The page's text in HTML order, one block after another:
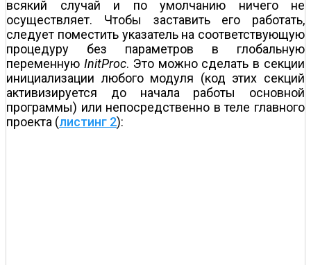
всякий случай и по умолчанию ничего не
осуществляет. Чтобы заставить его работать,
следует поместить указатель на соответствующую
процедуру без параметров в глобальную
переменную InitProc. Это можно сделать в секции
инициализации любого модуля (код этих секций
активизируется до начала работы основной
программы) или непосредственно в теле главного
проекта (листинг 2):